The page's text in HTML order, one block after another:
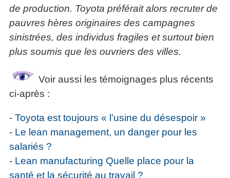
de production. Toyota préférait alors recruter de
pauvres hères originaires des campagnes
sinistrées, des individus fragiles et surtout bien
plus soumis que les ouvriers des villes.
Voir aussi les témoignages plus récents
ci-après :
- Toyota est toujours « l’usine du désespoir »
- Le lean management, un danger pour les
salariés ?
- Lean manufacturing Quelle place pour la
santé et la sécurité au travail ?